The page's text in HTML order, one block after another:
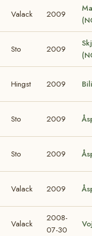
Valack 2009
Sto 2009
Hingst 2009
Sto 2009
Sto 2009
Valack 2009
Valack
2008-
07-30